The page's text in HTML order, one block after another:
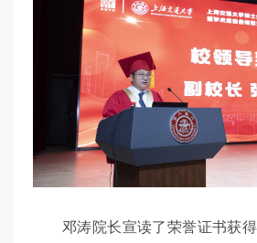
邓涛院长宣读了荣誉证书获